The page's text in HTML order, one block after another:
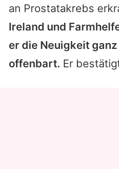
an Prostatakrebs
Ireland und
er die Neuigkeit
offenbart. Er